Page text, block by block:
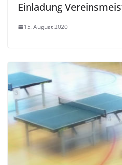
Einladung
15. August 2020